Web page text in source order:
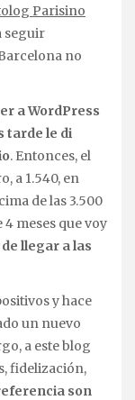
Parisino
seguir
no
a WordPress
tarde le di
. Entonces, el
a 1.540, en
de las 3.500
meses que voy
de llegar a las
y hace
un nuevo
a este blog
fidelización,
son